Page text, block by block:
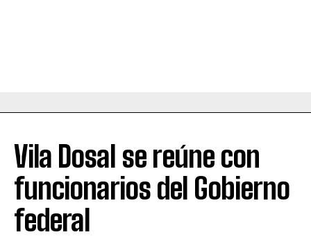
Vila Dosal se reúne con
funcionarios del Gobierno
federal